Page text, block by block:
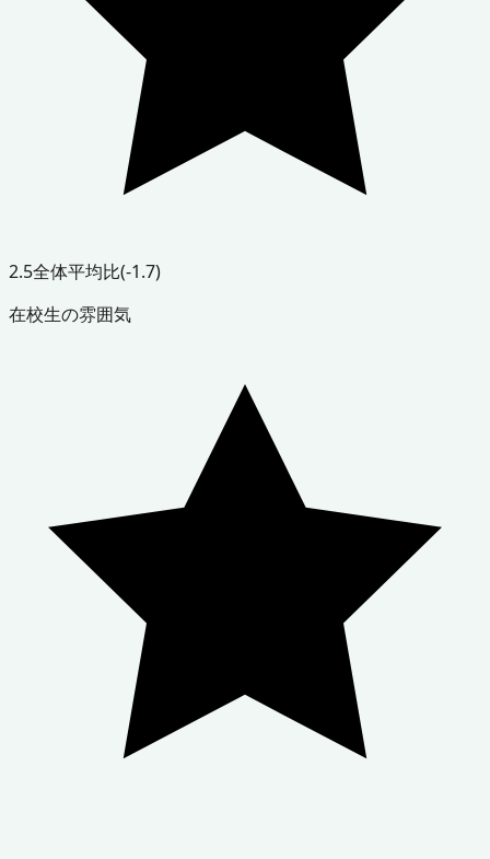
2.5全体平均比(-1.7)
在校生の雰囲気